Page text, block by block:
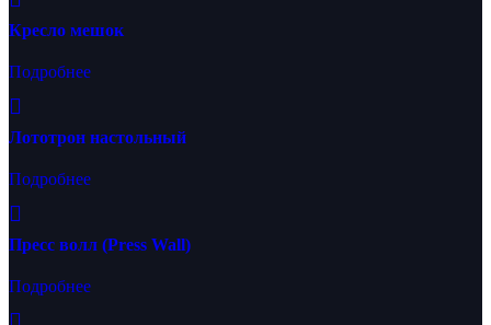
Кресло мешок
Подробнее
Лототрон настольный
Подробнее
Пресс волл (Press Wall)
Подробнее